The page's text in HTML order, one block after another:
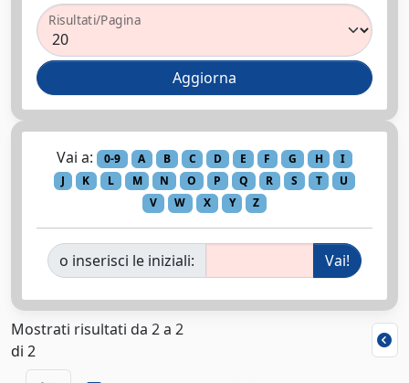
Risultati/Pagina
Vai a: 0-9 A B C D E F G H
I
J
K L M N O P Q R S T
U
V
W X Y Z
o inserisci le iniziali:
Mostrati risultati da 2 a 2
di 2